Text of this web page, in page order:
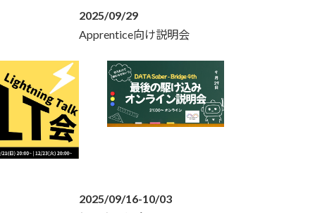
2025/09/29
Apprentice向け説明会
2025/09/16-10/03